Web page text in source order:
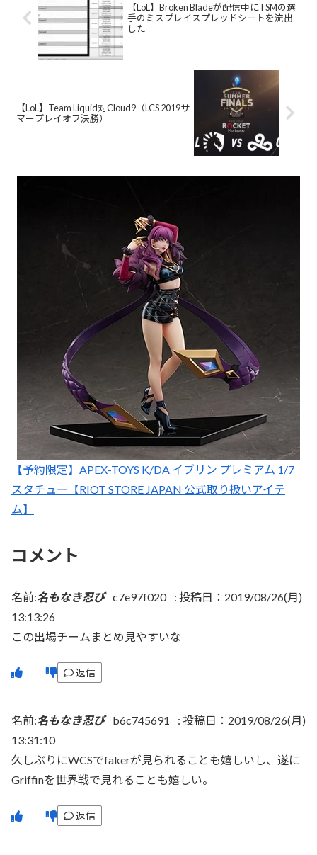
【LoL】Broken Bladeが配信中にTSMの選
手のミスプレイスプレッドシートを流出
した
【LoL】Team Liquid対Cloud9（LCS 2019サ
マープレイオフ決勝）
【予約限定】APEX-TOYS K/DA イブリン プレミアム 1/7
スタチュー【RIOT STORE JAPAN 公式取り扱いアイテ
ム】
コメント
名前:名もなき忍び c7e97f020 : 投稿日：2019/08/26(月)
13:13:26
この出場チームまとめ見やすいな
返信
名前:名もなき忍び b6c745691 : 投稿日：2019/08/26(月)
13:31:10
久しぶりにWCSでfakerが見られることも嬉しいし、遂に
Griffinを世界戦で見れることも嬉しい。
返信